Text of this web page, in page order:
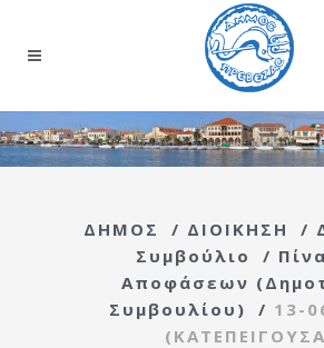
ΔΗΜΟΣ / ΔΙΟΙΚΗΣΗ /
Συμβούλιο
/
Αποφάσεων
Συμβουλίου)
/ 13-